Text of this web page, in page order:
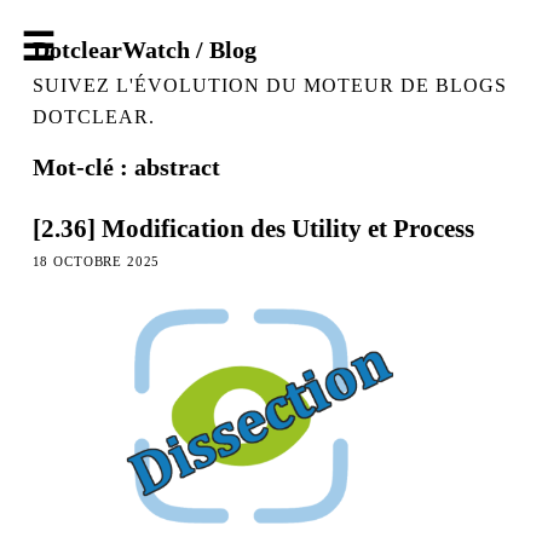
DotclearWatch / Blog
SUIVEZ L'ÉVOLUTION DU MOTEUR DE BLOGS
DOTCLEAR.
Mot-clé : abstract
[2.36] Modification des Utility et Process
18 OCTOBRE 2025